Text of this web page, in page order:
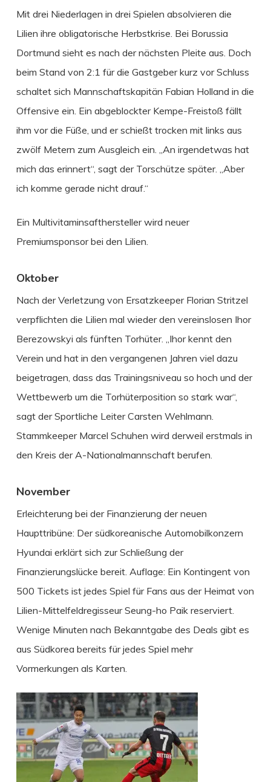
Mit drei Niederlagen in drei Spielen absolvieren die
Lilien ihre obligatorische Herbstkrise. Bei Borussia
Dortmund sieht es nach der nächsten Pleite aus. Doch
beim Stand von 2:1 für die Gastgeber kurz vor Schluss
schaltet sich Mannschaftskapitän Fabian Holland in die
Offensive ein. Ein abgeblockter Kempe-Freistoß fällt
ihm vor die Füße, und er schießt trocken mit links aus
zwölf Metern zum Ausgleich ein. „An irgendetwas hat
mich das erinnert“, sagt der Torschütze später. „Aber
ich komme gerade nicht drauf.“
Ein Multivitaminsafthersteller wird neuer
Premiumsponsor bei den Lilien.
Oktober
Nach der Verletzung von Ersatzkeeper Florian Stritzel
verpflichten die Lilien mal wieder den vereinslosen Ihor
Berezowskyi als fünften Torhüter. „Ihor kennt den
Verein und hat in den vergangenen Jahren viel dazu
beigetragen, dass das Trainingsniveau so hoch und der
Wettbewerb um die Torhüterposition so stark war“,
sagt der Sportliche Leiter Carsten Wehlmann.
Stammkeeper Marcel Schuhen wird derweil erstmals in
den Kreis der A-Nationalmannschaft berufen.
November
Erleichterung bei der Finanzierung der neuen
Haupttribüne: Der südkoreanische Automobilkonzern
Hyundai erklärt sich zur Schließung der
Finanzierungslücke bereit. Auflage: Ein Kontingent von
500 Tickets ist jedes Spiel für Fans aus der Heimat von
Lilien-Mittelfeldregisseur Seung-ho Paik reserviert.
Wenige Minuten nach Bekanntgabe des Deals gibt es
aus Südkorea bereits für jedes Spiel mehr
Vormerkungen als Karten.